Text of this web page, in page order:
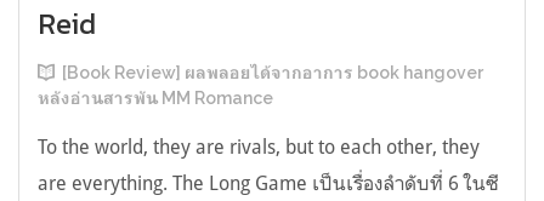
Reid
[Book Review] ผลพลอยได้จากอาการ book hangover
หลังอ่านสารพัน MM Romance
To the world, they are rivals, but to each other, they
are everything. The Long Game เป็นเรื่องลำดับที่ 6 ในซี